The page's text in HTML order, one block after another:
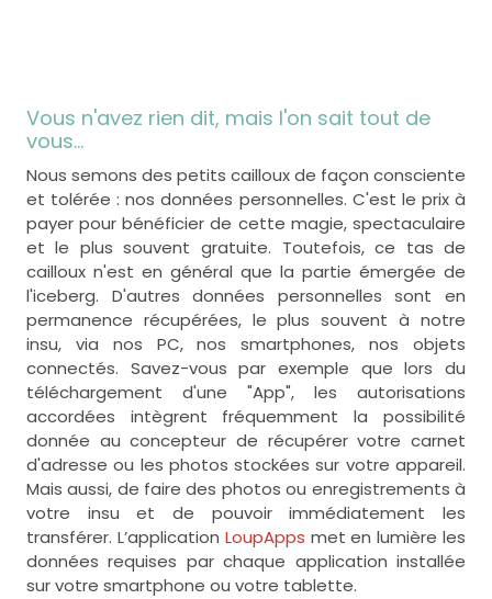
Vous n'avez rien dit, mais l'on sait tout de
vous...
Nous semons des petits cailloux de façon consciente
et tolérée : nos données personnelles. C'est le prix à
payer pour bénéficier de cette magie, spectaculaire
et le plus souvent gratuite. Toutefois, ce tas de
cailloux n'est en général que la partie émergée de
l'iceberg. D'autres données personnelles sont en
permanence récupérées, le plus souvent à notre
insu, via nos PC, nos smartphones, nos objets
connectés. Savez-vous par exemple que lors du
téléchargement d'une "App", les autorisations
accordées intègrent fréquemment la possibilité
donnée au concepteur de récupérer votre carnet
d'adresse ou les photos stockées sur votre appareil.
Mais aussi, de faire des photos ou enregistrements à
votre insu et de pouvoir immédiatement les
transférer. L’application LoupApps met en lumière les
données requises par chaque application installée
sur votre smartphone ou votre tablette.